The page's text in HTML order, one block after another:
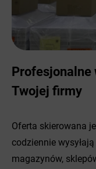
Profesjonalne
Twojej firmy
Oferta skierowana
codziennie
magazynów,